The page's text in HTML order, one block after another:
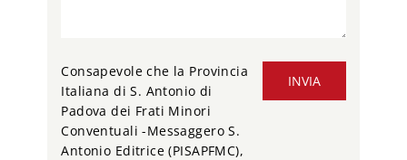
INVIA
Consapevole che la Provincia
Italiana di S. Antonio di
Padova dei Frati Minori
Conventuali -Messaggero S.
Antonio Editrice (PISAPFMC),